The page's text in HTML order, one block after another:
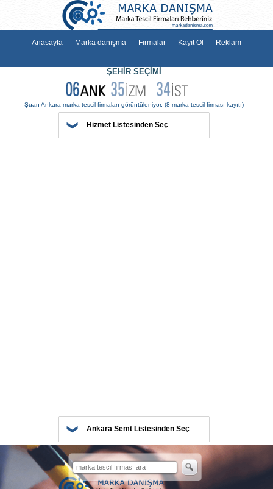
Anasayfa Marka danışma Firmalar Kayıt Ol Reklam
ŞEHİR SEÇİMİ
Şuan Ankara marka tescil firmaları görüntüleniyor.
Hizmet Listesinden Seç
Ankara Semt Listesinden Seç